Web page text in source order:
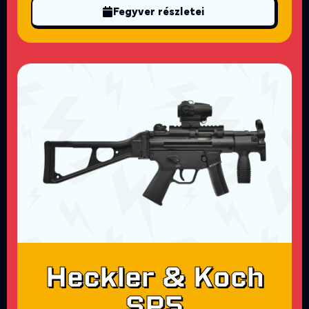
Fegyver részletei
Heckler & Koch